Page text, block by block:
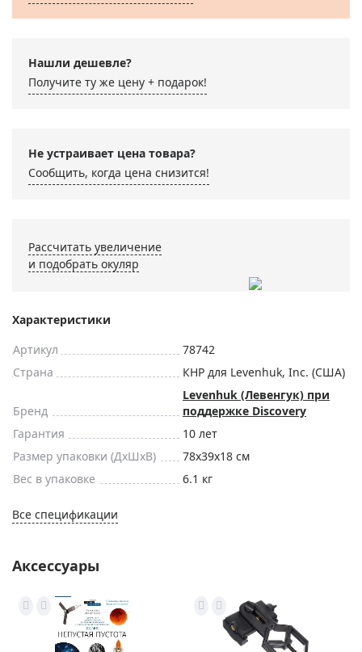
Нашли дешевле?
Получите ту же цену + подарок!
Не устраивает цена товара?
Сообщить, когда цена снизится!
Рассчитать увеличение
и подобрать окуляр
Характеристики
Артикул
78742
Страна
КНР для Levenhuk, Inc. (США)
Бренд
Levenhuk (Левенгук) при
поддержке Discovery
Гарантия
10 лет
Размер упаковки (ДxШxВ)
78x39x18 см
Вес в упаковке
6.1 кг
Все спецификации
Аксессуары